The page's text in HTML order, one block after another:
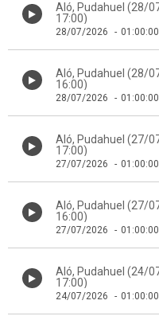
Aló, Pudahuel (28/
17:00)
28/07/2026 - 01:00:00
Aló, Pudahuel (28/
16:00)
28/07/2026 - 01:00:00
Aló, Pudahuel (27/
17:00)
27/07/2026 - 01:00:00
Aló, Pudahuel (27/
16:00)
27/07/2026 - 01:00:00
Aló, Pudahuel (24/
17:00)
24/07/2026 - 01:00:00